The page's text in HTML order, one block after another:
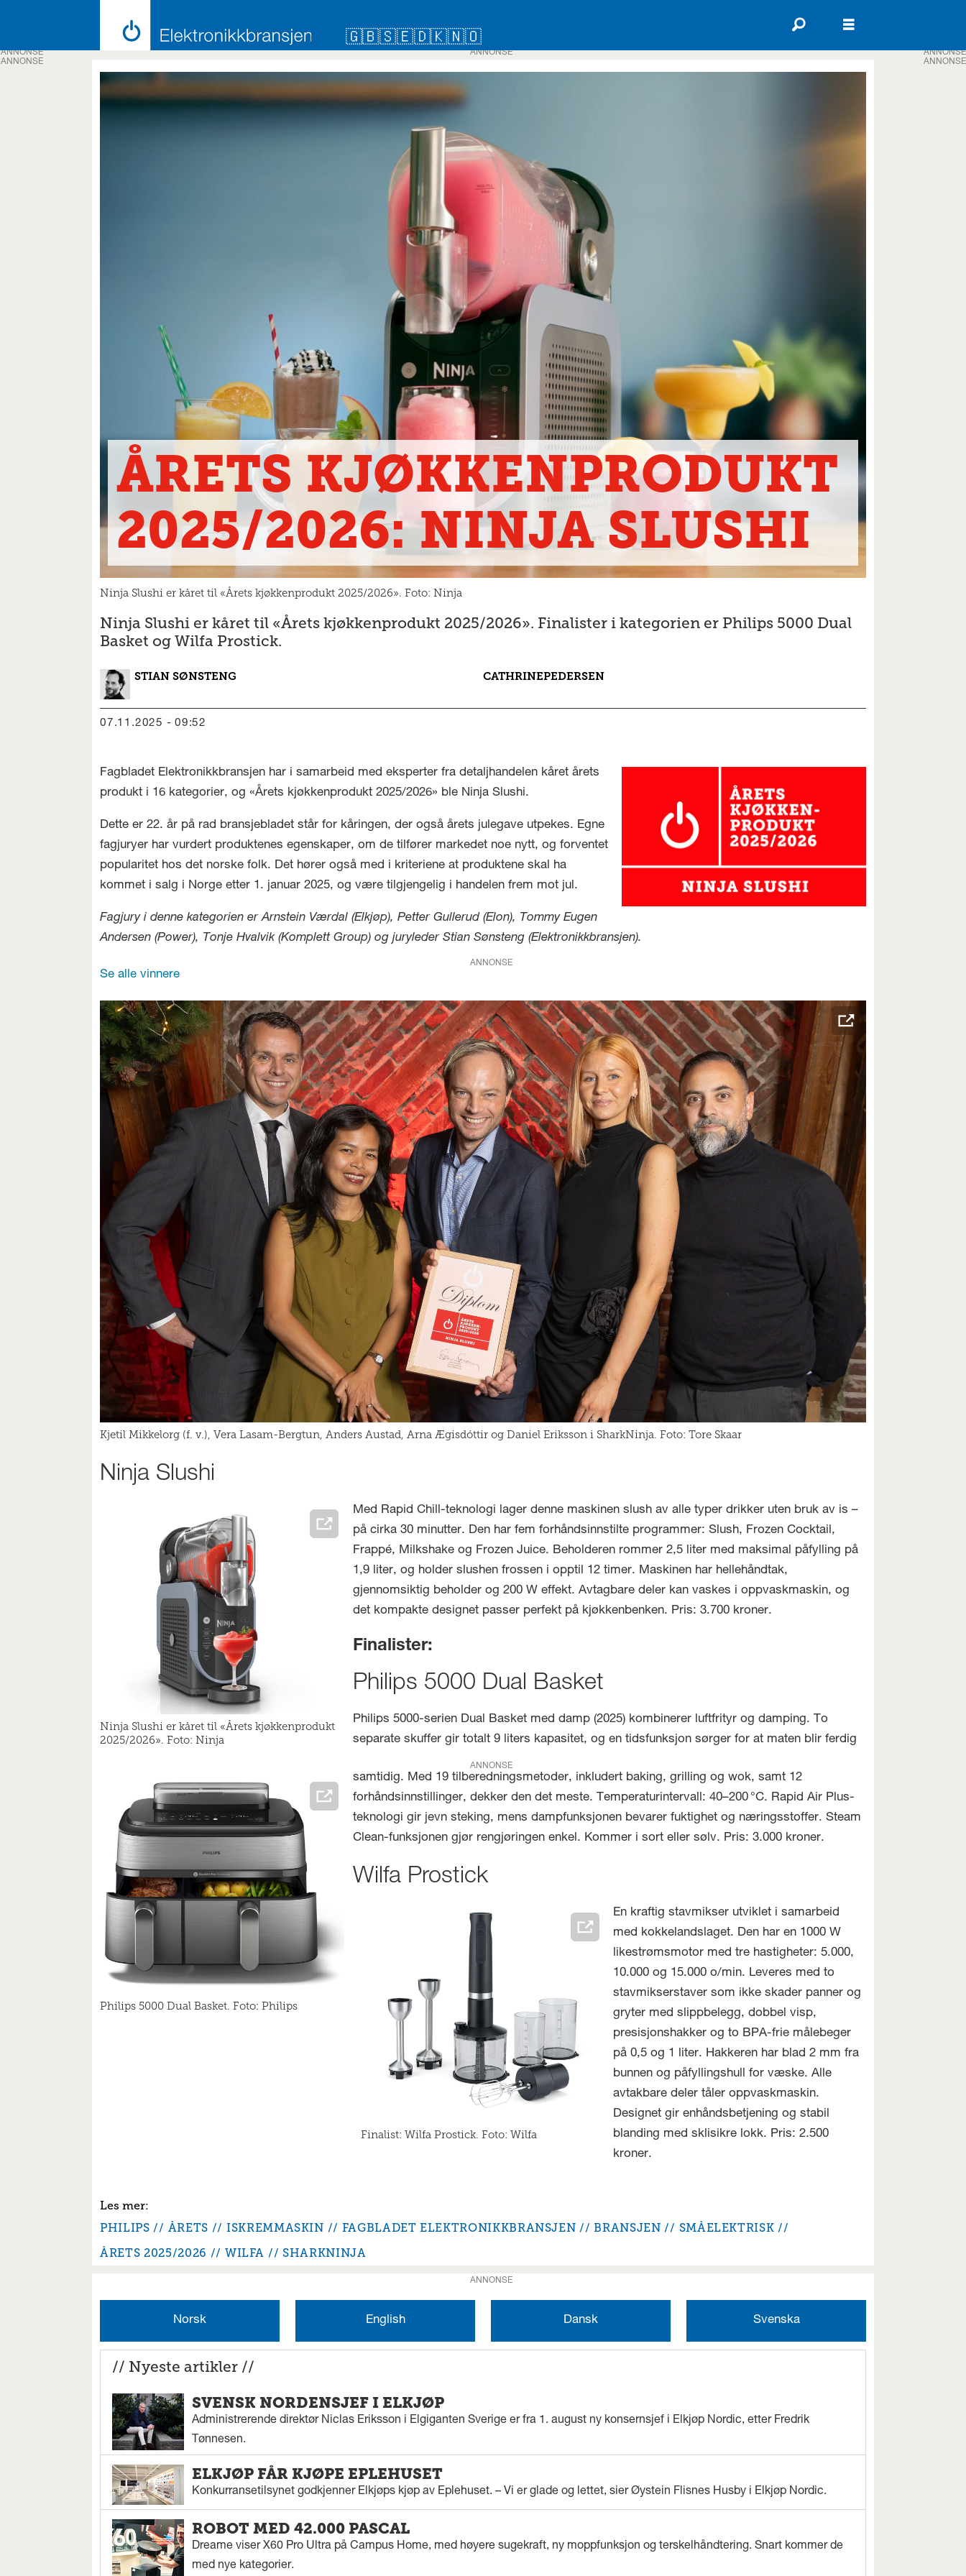
🇬🇧🇸🇪🇩🇰🇳🇴
ANNONSE
ÅRETS KJØKKENPRODUKT
2025/2026: NINJA SLUSHI
Ninja Slushi er kåret til «Årets kjøkkenprodukt 2025/2026». Foto: Ninja
Ninja Slushi er kåret til «Årets kjøkkenprodukt 2025/2026». Finalister i kategorien er Philips 5000 Dual
Basket og Wilfa Prostick.
STIAN SØNSTENG CATHRINEPEDERSEN
07.11.2025 - 09:52
Fagbladet Elektronikkbransjen har i samarbeid med eksperter fra detaljhandelen kåret årets
produkt i 16 kategorier, og «Årets kjøkkenprodukt 2025/2026» ble Ninja Slushi.
Dette er 22. år på rad bransjebladet står for kåringen, der også årets julegave utpekes. Egne
fagjuryer har vurdert produktenes egenskaper, om de tilfører markedet noe nytt, og forventet
popularitet hos det norske folk. Det hører også med i kriteriene at produktene skal ha
kommet i salg i Norge etter 1. januar 2025, og være tilgjengelig i handelen frem mot jul.
Fagjury i denne kategorien er Arnstein Værdal (Elkjøp), Petter Gullerud (Elon), Tommy Eugen
Andersen (Power), Tonje Hvalvik (Komplett Group) og juryleder Stian Sønsteng (Elektronikkbransjen).
ANNONSE
Se alle vinnere
Kjetil Mikkelorg (f. v.), Vera Lasam-Bergtun, Anders Austad, Arna Ægisdóttir og Daniel Eriksson i SharkNinja. Foto: Tore Skaar
Ninja Slushi
Ninja Slushi er kåret til «Årets kjøkkenprodukt
2025/2026». Foto: Ninja
Med Rapid Chill-teknologi lager denne maskinen slush av alle typer drikker uten bruk av is –
på cirka 30 minutter. Den har fem forhåndsinnstilte programmer: Slush, Frozen Cocktail,
Frappé, Milkshake og Frozen Juice. Beholderen rommer 2,5 liter med maksimal påfylling på
1,9 liter, og holder slushen frossen i opptil 12 timer. Maskinen har hellehåndtak,
gjennomsiktig beholder og 200 W effekt. Avtagbare deler kan vaskes i oppvaskmaskin, og
det kompakte designet passer perfekt på kjøkkenbenken. Pris: 3.700 kroner.
Finalister:
Philips 5000 Dual Basket
ANNONSE
Philips 5000 Dual Basket. Foto: Philips
Philips 5000-serien Dual Basket med damp (2025) kombinerer luftfrityr og damping. To
separate skuffer gir totalt 9 liters kapasitet, og en tidsfunksjon sørger for at maten blir ferdig
samtidig. Med 19 tilberedningsmetoder, inkludert baking, grilling og wok, samt 12
forhåndsinnstillinger, dekker den det meste. Temperaturintervall: 40–200 °C. Rapid Air Plus-
teknologi gir jevn steking, mens dampfunksjonen bevarer fuktighet og næringsstoffer. Steam
Clean-funksjonen gjør rengjøringen enkel. Kommer i sort eller sølv. Pris: 3.000 kroner.
Wilfa Prostick
Finalist: Wilfa Prostick. Foto: Wilfa
En kraftig stavmikser utviklet i samarbeid
med kokkelandslaget. Den har en 1000 W
likestrømsmotor med tre hastigheter: 5.000,
10.000 og 15.000 o/min. Leveres med to
stavmikserstaver som ikke skader panner og
gryter med slippbelegg, dobbel visp,
presisjonshakker og to BPA-frie målebeger
på 0,5 og 1 liter. Hakkeren har blad 2 mm fra
bunnen og påfyllingshull for væske. Alle
avtakbare deler tåler oppvaskmaskin.
Designet gir enhåndsbetjening og stabil
blanding med sklisikre lokk. Pris: 2.500
kroner.
PHILIPS ÅRETS ISKREMMASKIN FAGBLADET ELEKTRONIKKBRANSJEN BRANSJEN
SMÅELEKTRISK
ÅRETS 2025/2026
WILFA SHARKNINJA
ANNONSE
Norsk English Dansk Svenska
// Nyeste artikler //
SVENSK NORDENSJEF I ELKJØP
Administrerende direktør Niclas Eriksson i Elgiganten Sverige er fra 1. august ny konsernsjef i Elkjøp Nordic, etter Fredrik
Tønnesen.
ELKJØP FÅR KJØPE EPLEHUSET
Konkurransetilsynet godkjenner Elkjøps kjøp av Eplehuset. – Vi er glade og lettet, sier Øystein Flisnes Husby i Elkjøp Nordic.
ROBOT MED 42.000 PASCAL
Dreame viser X60 Pro Ultra på Campus Home, med høyere sugekraft, ny moppfunksjon og terskelhåndtering. Snart kommer de
med nye kategorier.
ANNONSE
ANNONSE
ANNONSE
ANNONSE